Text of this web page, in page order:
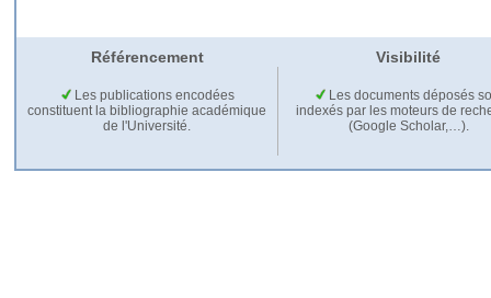
Référencement Visibilité
Les publications encodées
constituent la bibliographie académique
de l'Université.
Les documents déposés
indexés par les moteurs de
(Google Scholar,…).